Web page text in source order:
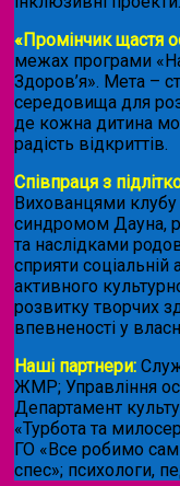
«Промінчик щастя
межах програми
Здоров’я». Мета –
середовища для
де кожна дитина
радість відкриттів.
Співпраця з
Вихованцями клубу
синдромом Дауна,
та наслідками
сприяти соціальній
активного
розвитку творчих
впевненості у
Наші партнери:
ЖМР; Управління
Департамент
«Турбота та
ГО «Все робимо
спес»; психологи,